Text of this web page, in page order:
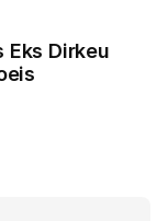
Eks Dirkeu